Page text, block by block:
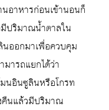
อาหารก่อนเข้านอนก็
มีปริมาณน้ำตาลใน
นออกมาเพื่อควบคุม
ารถแยกได้ว่า
นอินซูลินหรือโกรท
คืนแล้วมีปริมาณ